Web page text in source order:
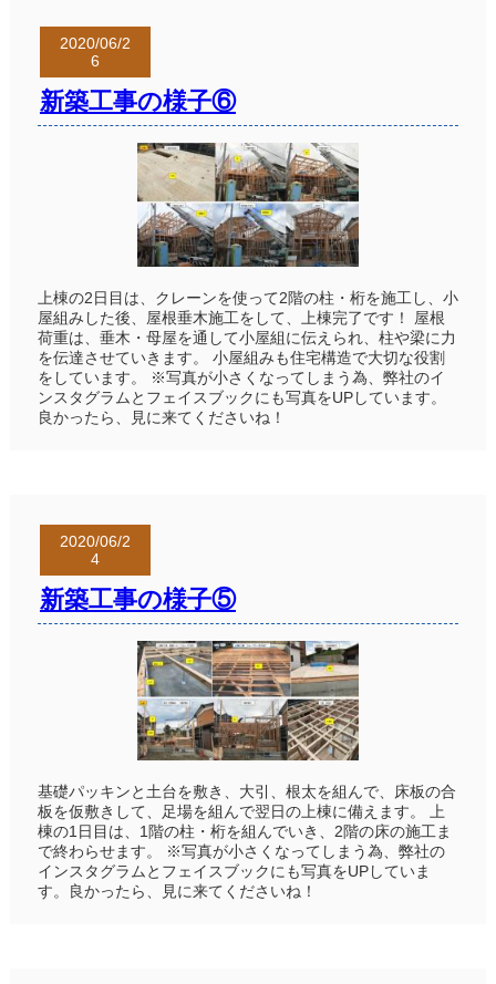
2020/06/2
6
新築工事の様子⑥
上棟の2日目は、クレーンを使って2階の柱・桁を施工し、小
屋組みした後、屋根垂木施工をして、上棟完了です！ 屋根
荷重は、垂木・母屋を通して小屋組に伝えられ、柱や梁に力
を伝達させていきます。 小屋組みも住宅構造で大切な役割
をしています。 ※写真が小さくなってしまう為、弊社のイ
ンスタグラムとフェイスブックにも写真をUPしています。
良かったら、見に来てくださいね！
2020/06/2
4
新築工事の様子⑤
基礎パッキンと土台を敷き、大引、根太を組んで、床板の合
板を仮敷きして、足場を組んで翌日の上棟に備えます。 上
棟の1日目は、1階の柱・桁を組んでいき、2階の床の施工ま
で終わらせます。 ※写真が小さくなってしまう為、弊社の
インスタグラムとフェイスブックにも写真をUPしていま
す。良かったら、見に来てくださいね！